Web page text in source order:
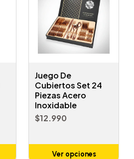
Juego De
Cubiertos Set 24
Piezas Acero
Inoxidable
$12.990
Ver opciones